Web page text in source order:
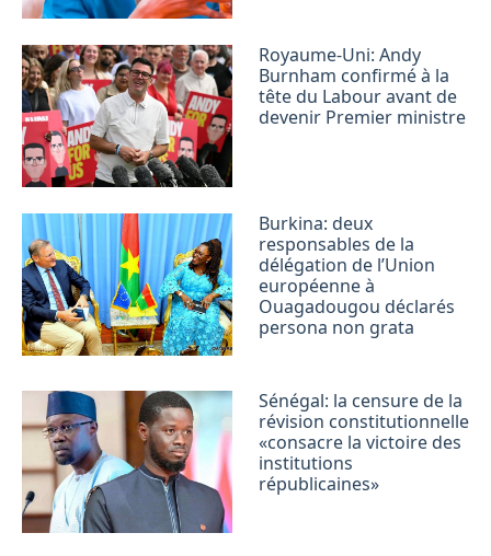
Royaume-Uni: Andy
Burnham confirmé à la
tête du Labour avant de
devenir Premier ministre
Burkina: deux
responsables de la
délégation de l’Union
européenne à
Ouagadougou déclarés
persona non grata
Sénégal: la censure de la
révision constitutionnelle
«consacre la victoire des
institutions
républicaines»